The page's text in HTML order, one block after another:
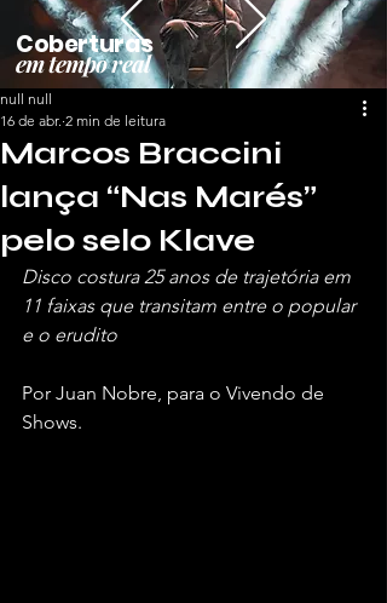
Coberturas
em tempo real
Marcos Braccini
lança “Nas Marés”
pelo selo Klave
null null
16 de abr. 2 min de leitura
Disco costura 25 anos de trajetória em
11 faixas que transitam entre o popular
e o erudito
Por Juan Nobre, para o Vivendo de
Shows.